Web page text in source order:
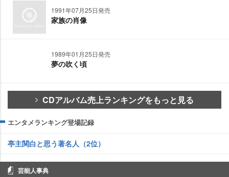
1991年07月25日発売
家族の肖像
1989年01月25日発売
夢の吹く頃
CDアルバム売上ランキングをもっと見る
エンタメランキング登場記録
亭主関白と思う著名人（2位）
芸能人事典